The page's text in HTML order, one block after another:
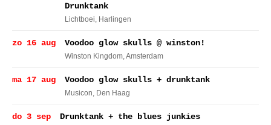
Drunktank
Lichtboei, Harlingen
zo 16 aug Voodoo glow skulls @ winston!
Winston Kingdom, Amsterdam
ma 17 aug Voodoo glow skulls + drunktank
Musicon, Den Haag
do 3 sep Drunktank + the blues junkies